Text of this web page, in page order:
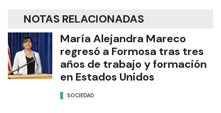
NOTAS RELACIONADAS
María Alejandra Mareco
regresó a Formosa tras tres
años de trabajo y formación
en Estados Unidos
SOCIEDAD